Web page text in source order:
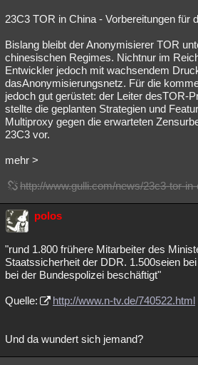
23C3 TOR in China - Vorbereitungen für
Bislang bleibt der Anonymisierer TOR
chinesischen Regimes. Nichtnur im
Entwickler jedoch mit wachsendem
dasAnonymisierungsnetz. Für die
jedoch gut gerüstet: der Leiter desTOR-
stellte die geplanten Strategien und
Multiproxy gegen die erwarteten
23C3 vor.
mehr >
http://www.gulli.com/news/23c3-tor-
polos
"rund 1.800 frühere Mitarbeiter des
Staatssicherheit der DDR. 1.500seien
bei der Bundespolizei beschäftigt"
Quelle: http://www.n-tv.de/740522.html
Und da wundert sich jemand?